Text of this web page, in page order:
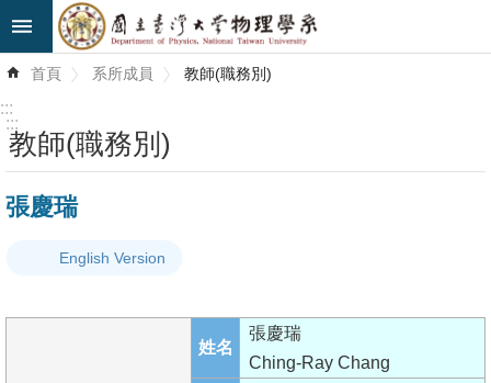
跳到主要內容區塊
階
最
新
首頁 系所成員 教師(職務別)
:::
:::
教師(職務別)
張慶瑞
English Version
姓名
張慶瑞
Ching-Ray Chang